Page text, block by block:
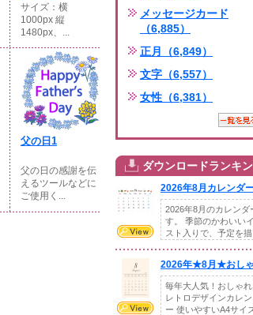
サイズ：横
1000px 縦
1480px、...
父の日1
父の日の感謝を伝
えるツールなどに
ご使用く...
メッセージカード
（6,885）
正月（6,849）
文字（6,557）
女性（6,381）
ダウンロードランキ
2026年8月カレンダ
2026年8月のカレンダ
す。 季節のかわいい
スト入りで、予定を描
2026年★8月★おし
毎年大人気！おしゃれ
レトロデザインカレ
ー 使いやすいA4サイ